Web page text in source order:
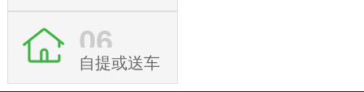
06
自提或送车